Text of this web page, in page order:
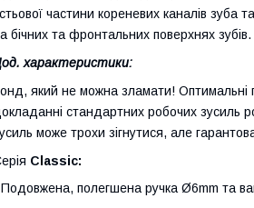
частини кореневих каналів зуба
бічних та фронтальних поверхнях зубів.
характеристики:
який не можна зламати! Оптимальні
стандартних робочих зусиль
може трохи зігнутися, але
Classic:
полегшена ручка Ø6mm та